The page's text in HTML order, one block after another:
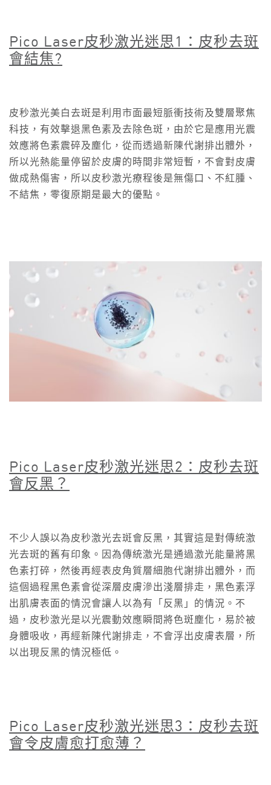
Pico Laser皮秒激光迷思1
：皮秒去斑
會結焦?
皮秒激光美白去斑是利用市面最短脈衝技術及雙層聚焦
科技，有效擊退黑色素及去除色斑，由於它是應用光震
效應將色素震碎及塵化，從而透過新陳代謝排出體外，
所以光熱能量停留於皮膚的時間非常短暫，不會對皮膚
做成熱傷害，所以皮秒激光療程後是無傷口、不紅腫、
不結焦，零復原期是最大的優點。
Pico Laser皮秒激光迷思2 ：皮秒去斑
會反黑？
不少人誤以為皮秒激光去斑會反黑，其實這是對傳統激
光去斑的舊有印象。因為傳統激光是通過激光能量將黑
色素打碎，然後再經表皮角質層細胞代謝排出體外，而
這個過程黑色素會從深層皮膚滲出淺層排走，黑色素浮
出肌膚表面的情況會讓人以為有「反黑」的情況。不
過，皮秒激光是以光震動效應瞬間將色斑塵化，易於被
身體吸收，再經新陳代謝排走，不會浮出皮膚表層，所
以出現反黑的情況極低。
Pico Laser皮秒激光迷思3 ：皮秒去斑
會令皮膚愈打愈薄？